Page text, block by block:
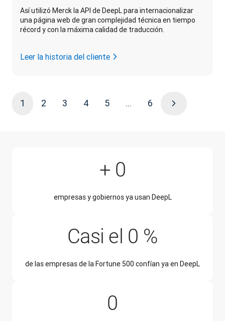
Así utilizó Merck la API de DeepL para internacionalizar
una página web de gran complejidad técnica en tiempo
récord y con la máxima calidad de traducción.
Leer la historia del cliente
1 2 3 4 5 ... 6
+ 0
empresas y gobiernos ya usan DeepL
Casi el 0 %
de las empresas de la Fortune 500 confían ya en DeepL
0